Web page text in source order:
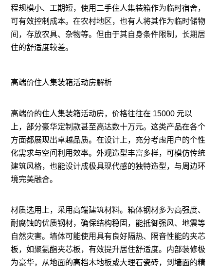
程规模小、工期短，使用二手住人集装箱作为临时宿舍，
可有效控制成本。在农村地区，也有人将其作为临时储物
间，存放农具、杂物等。但由于其自身条件限制，长期居
住的舒适度较差。
高端价住人集装箱活动房解析
高端价的住人集装箱活动房，价格往往在 15000 元以
上，部分豪华定制款甚至高达数十万元。这类产品在各个
方面都展现出卓越品质。在设计上，充分考虑用户的个性
化需求与空间利用效率。外观造型丰富多样，可模仿传统
建筑风格，也能设计成极具现代感的独特造型，与周边环
境完美融合。
材质选用上，采用高端建筑材料。箱体钢材多为高强度、
耐腐蚀的优质钢材，确保结构稳固，能抵御强风、地震等
自然灾害。墙体可能使用具有良好隔热、隔音性能的夹芯
板，如聚氨酯夹芯板，有效提升居住舒适度。内部装修极
为豪华，从地面的高档木地板或大理石瓷砖，到墙面的精